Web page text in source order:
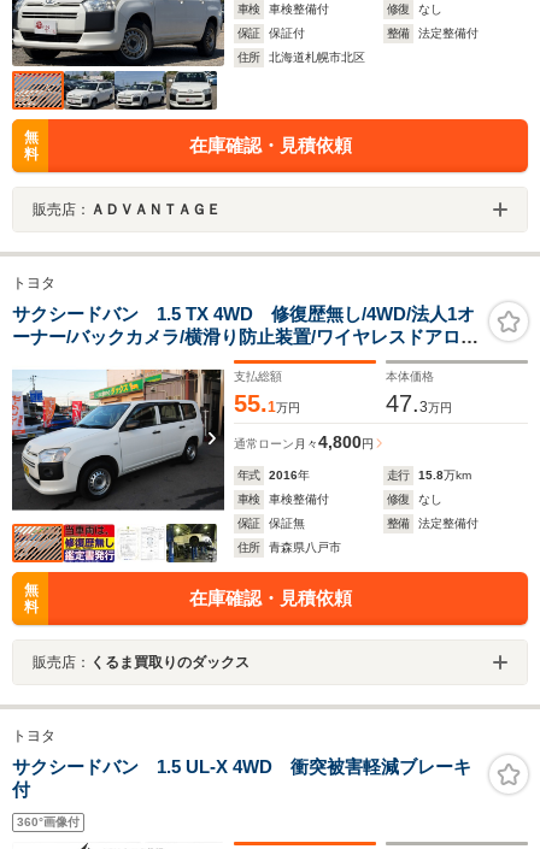
車検
車検整備付 修復
なし
保証
保証付 整備
法定整備付
住所
北海道札幌市北区
無
料
在庫確認・見積依頼
販売店： ＡＤＶＡＮＴＡＧＥ
トヨタ
サクシードバン 1.5 TX 4WD 修復歴無し/4WD/法人1オ
ーナー/バックカメラ/横滑り防止装置/ワイヤレスドアロッ
ク/パワーウィンド/フォグランプ/電動格納ドアミラー/積
載量400kg/自動防舷ミラー/運転席シートリフター/
支払総額
55.1万円
本体価格
47.3万円
通常ローン 月々4,800円
年式 2016年 走行 15.8万km
車検
車検整備付 修復
なし
保証
保証無 整備
法定整備付
住所
青森県八戸市
無
料
在庫確認・見積依頼
販売店： くるま買取りのダックス
トヨタ
サクシードバン 1.5 UL-X 4WD 衝突被害軽減ブレーキ
付
360°画像付